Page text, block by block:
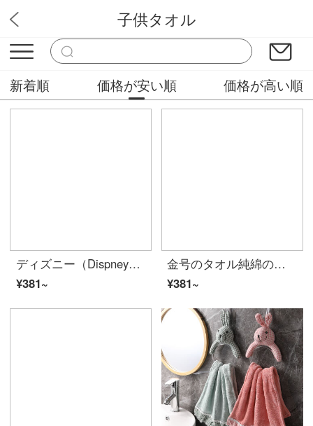
YAMAタオル
子供タオル
新着順 価格が安い順 価格が高い順
ディズニー（Dispney）タオルの家庭用紡績の綿切り絨4枚の子供用ベビータオルの女性の赤ちゃん用ピンク45 g/本の25*50 cm/枚
¥381~
金号のタオル純綿の小さいタオルの綿の2層のガーゼの子供のタオルの漫画は柔軟に水を吸い込む児童のタオルの5条が詰めて子供の大きい顔の猫にプレゼントします-黄色の5条(児童の巾)
¥381~